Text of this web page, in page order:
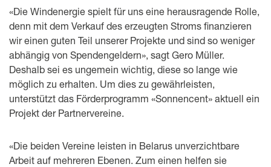
«Die Windenergie spielt für uns eine herausragende Rolle,
denn mit dem Verkauf des erzeugten Stroms finanzieren
wir einen guten Teil unserer Projekte und sind so weniger
abhängig von Spendengeldern», sagt Gero Müller.
Deshalb sei es ungemein wichtig, diese so lange wie
möglich zu erhalten. Um dies zu gewährleisten,
unterstützt das Förderprogramm «Sonnencent» aktuell ein
Projekt der Partnervereine.
«Die beiden Vereine leisten in Belarus unverzichtbare
Arbeit auf mehreren Ebenen. Zum einen helfen sie